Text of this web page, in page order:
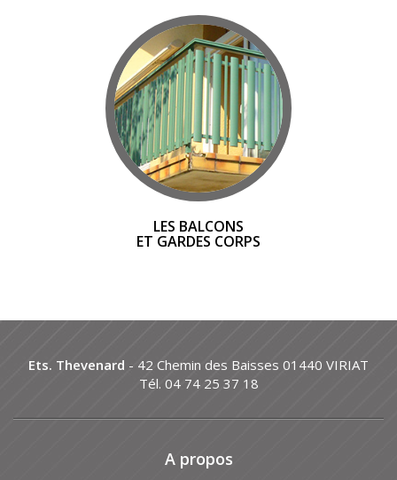
LES BALCONS
ET GARDES CORPS
Ets. Thevenard - 42 Chemin des Baisses 01440 VIRIAT
Tél. 04 74 25 37 18
A propos